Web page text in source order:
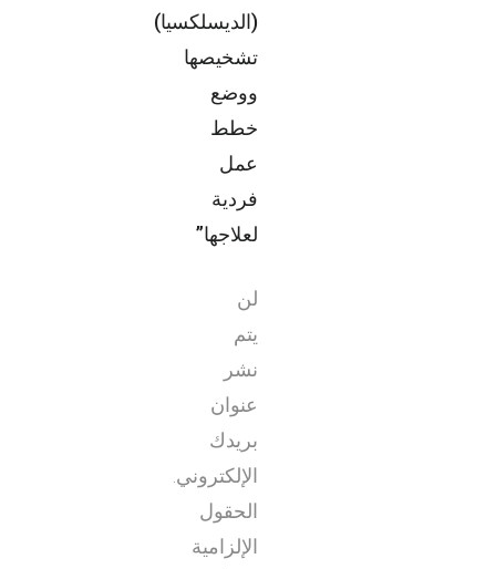
(الديسلكسيا)
تشخيصها
ووضع
خطط
عمل
فردية
لعلاجها”
لن
يتم
نشر
عنوان
بريدك
الإلكتروني.
الحقول
الإلزامية